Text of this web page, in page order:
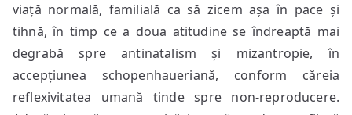
viață normală, familială ca să zicem așa în pace și
tihnă, în timp ce a doua atitudine se îndreaptă mai
degrabă spre antinatalism și mizantropie, în
accepțiunea schopenhaueriană, conform căreia
reflexivitatea umană tinde spre non-reproducere.